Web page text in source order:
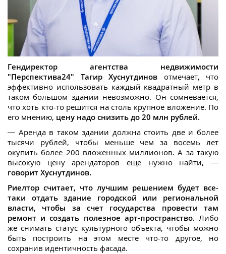
Гендиректор агентства недвижимости
"Перспектива24" Тагир Хуснутдинов отмечает, что
эффективно использовать каждый квадратный метр в
таком большом здании невозможно. Он сомневается,
что хоть кто-то решится на столь крупное вложение. По
его мнению, цену надо снизить до 20 млн рублей.
— Аренда в таком здании должна стоить две и более
тысячи рублей, чтобы меньше чем за восемь лет
окупить более 200 вложенных миллионов. А за такую
высокую цену арендаторов еще нужно найти, —
говорит Хуснутдинов.
Риелтор считает, что лучшим решением будет все-
таки отдать здание городской или региональной
власти, чтобы за счет государства провести там
ремонт и создать полезное арт-пространство. Либо
же снимать статус культурного объекта, чтобы можно
быть построить на этом месте что-то другое, но
сохранив идентичность фасада.